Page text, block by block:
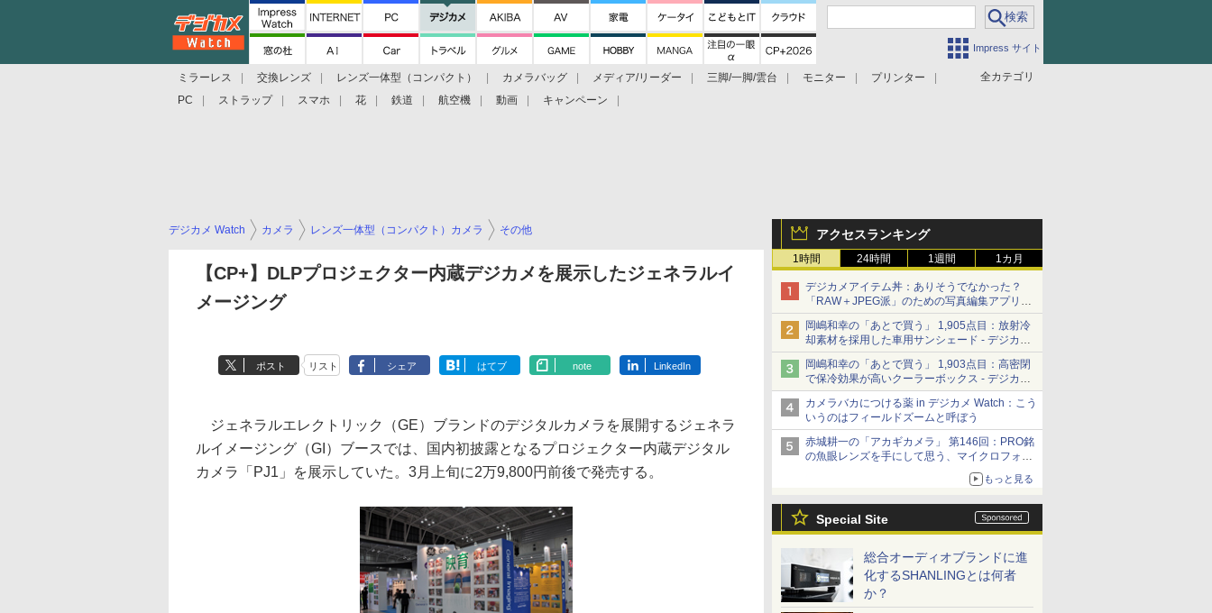
Impress サイト
全カテゴリ
ミラーレス 交換レンズ レンズ一体型（コンパクト） カメラバッグ メディア/リーダー 三脚/一脚/雲台 モニター
プリンター
PC
ストラップ スマホ 花 鉄道 航空機 動画 キャンペーン
アクセスランキング
1時間 24時間 1週間 1カ月
デジカメアイテム丼：ありそうでなかった？
「RAW＋JPEG派」のための写真編集アプリ
カメラデフォルトのJPEGを大切にする
「Filmator」
岡嶋和幸の「あとで買う」 1,905点目：放射冷
却素材を採用した車用サンシェード - デジカメ
Watch
岡嶋和幸の「あとで買う」 1,903点目：高密閉
で保冷効果が高いクーラーボックス - デジカメ
Watch
カメラバカにつける薬 in デジカメ Watch：こう
いうのはフィールドズームと呼ぼう
赤城耕一の「アカギカメラ」 第146回：PRO銘
の魚眼レンズを手にして思う、マイクロフォー
もっと見る
Special Site
総合オーディオブランドに進
化するSHANLINGとは何者
か？
デジカメ Watch カメラ レンズ一体型（コンパクト）カメラ その他
【CP+】DLPプロジェクター内蔵デジカメを展示したジェネラルイ
メージング
ポスト リスト シェア はてブ note LinkedIn
ジェネラルエレクトリック（GE）ブランドのデジタルカメラを展開するジェネラ
ルイメージング（GI）ブースでは、国内初披露となるプロジェクター内蔵デジタル
カメラ「PJ1」を展示していた。3月上旬に2万9,800円前後で発売する。